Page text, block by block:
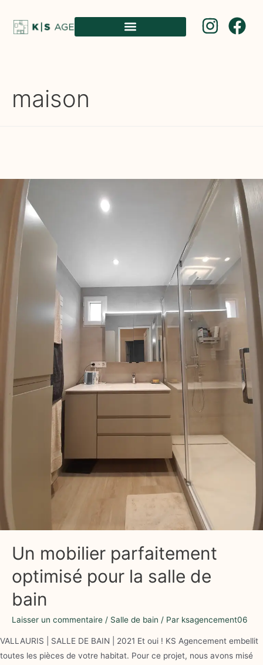
maison
Un mobilier parfaitement
optimisé pour la salle de
bain
Laisser un commentaire / Salle de bain / Par ksagencement06
VALLAURIS | SALLE DE BAIN | 2021 Et oui ! KS Agencement embellit
toutes les pièces de votre habitat. Pour ce projet, nous avons misé